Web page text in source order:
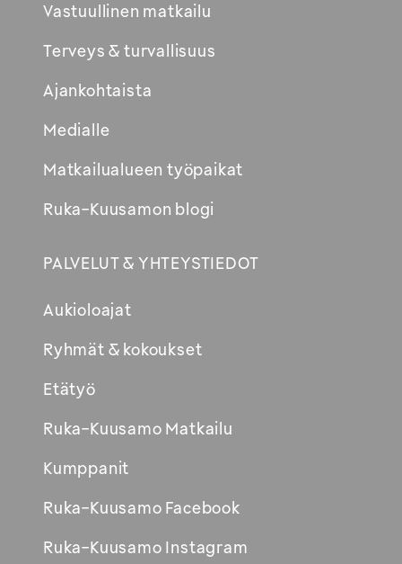
Vastuullinen matkailu
Terveys & turvallisuus
Ajankohtaista
Medialle
Matkailualueen työpaikat
Ruka-Kuusamon blogi
PALVELUT & YHTEYSTIEDOT
Aukioloajat
Ryhmät & kokoukset
Etätyö
Ruka-Kuusamo Matkailu
Kumppanit
Ruka-Kuusamo Facebook
Ruka-Kuusamo Instagram